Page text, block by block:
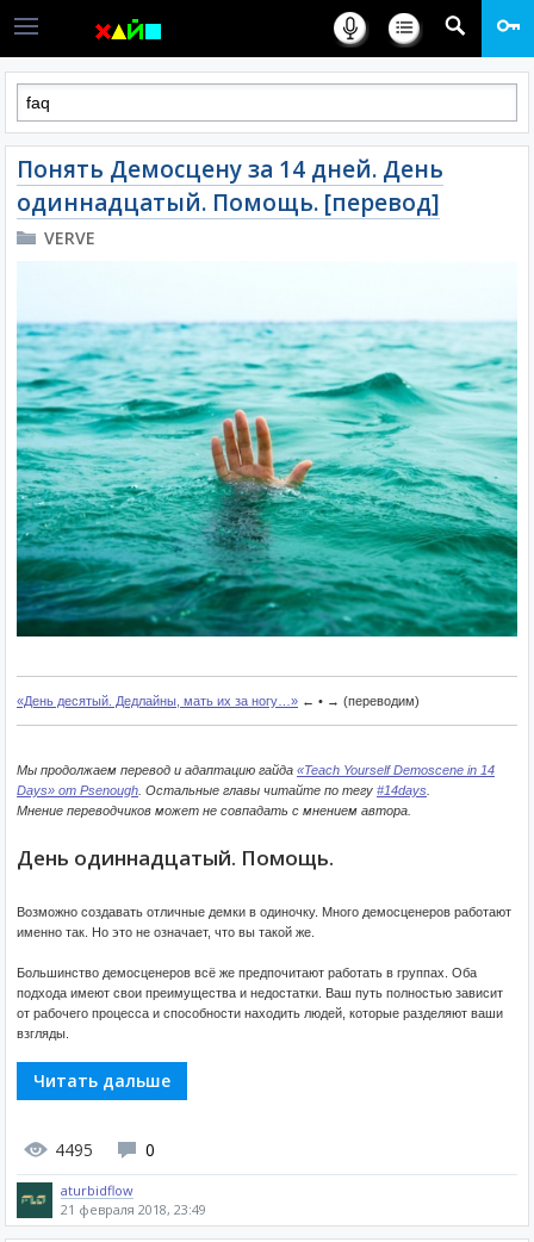
Понять Демосцену за 14 дней. День
одиннадцатый. Помощь. [перевод]
VERVE
«День десятый. Дедлайны, мать их за ногу…» ← • → (переводим)
Мы продолжаем перевод и адаптацию гайда «Teach Yourself Demoscene in 14
Days» от Psenough . Остальные главы читайте по тегу #14days
Мнение переводчиков может не совпадать с мнением автора.
День одиннадцатый. Помощь.
Возможно создавать отличные демки в одиночку. Много демосценеров работают
именно так. Но это не означает, что вы такой же.
Большинство демосценеров всё же предпочитают работать в группах. Оба
подхода имеют свои преимущества и недостатки. Ваш путь полностью зависит
от рабочего процесса и способности находить людей, которые разделяют ваши
взгляды.
Читать дальше
4495 0
aturbidflow
21 февраля 2018, 23:49